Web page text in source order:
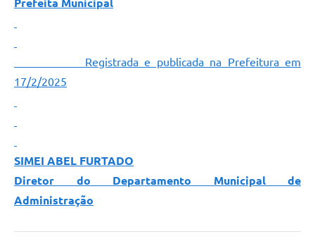
Registrada e publicada na Prefeitura em
17/2/2025
SIMEI ABEL FURTADO
Diretor do Departamento Municipal de
Administração